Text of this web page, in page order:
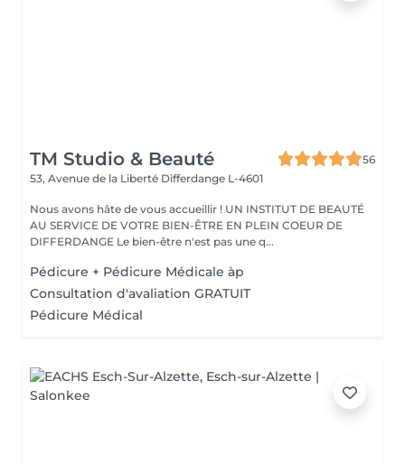
TM Studio & Beauté
56
53, Avenue de la Liberté Differdange L-4601
Nous avons hâte de vous accueillir ! UN INSTITUT DE BEAUTÉ
AU SERVICE DE VOTRE BIEN-ÊTRE EN PLEIN COEUR DE
DIFFERDANGE Le bien-être n'est pas une q...
Pédicure + Pédicure Médicale àp
Consultation d'avaliation GRATUIT
Pédicure Médical